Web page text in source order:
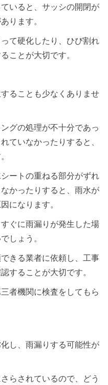
いると、サッシの開閉が
ります。
て硬化したり、ひび割れ
ことが大切です。
ることも少なくありませ
グの処理が不十分であっ
ていなかったりすると、
ートの重ねる部分がずれ
かったりすると、雨水が
になります。
ぐに雨漏りが発生した場
しょう。
きる業者に依頼し、工事
することが大切です。
者機関に検査をしてもら
し、雨漏りする可能性が
らされているので、どう